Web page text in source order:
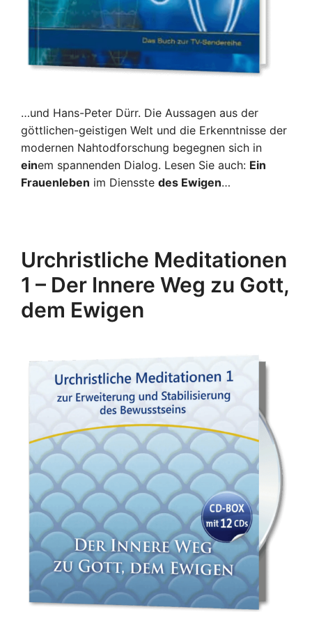
…und Hans-Peter Dürr. Die Aussagen aus der
göttlichen-geistigen Welt und die Erkenntnisse der
modernen Nahtodforschung begegnen sich in
einem spannenden Dialog. Lesen Sie auch: Ein
Frauenleben im Diensste des Ewigen…
Urchristliche Meditationen
1 – Der Innere Weg zu Gott,
dem Ewigen